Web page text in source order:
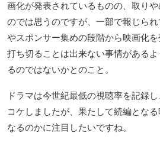
画化が発表されているものの、取り
のでは思うのですが、一部で報じら
やスポンサー集めの段階から映画化
打ち切ることは出来ない事情がある
るのではないかとのこと。
ドラマは今世紀最低の視聴率を記録
コケしましたが、果たして続編とな
なるのかに注目したいですね。